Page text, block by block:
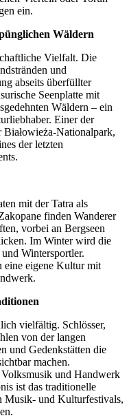
ein.
Wäldern
Vielfalt. Die
und
abseits überfüllter
Seenplatte mit
Wäldern – ein
Einer der
Nationalpark,
der letzten
mit der Tatra als
finden Wanderer
vorbei an Bergseen
Im Winter wird die
Wintersportler.
eine eigene Kultur mit
vielfältig. Schlösser,
von der langen
und Gedenkstätten die
machen.
und Handwerk
ist das traditionelle
Musik- und Kulturfestivals,